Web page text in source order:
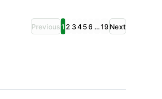
Previous1 2 3456 …19 Next